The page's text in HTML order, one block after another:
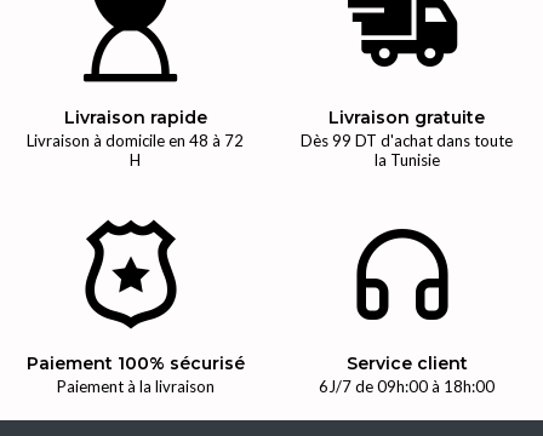
Livraison rapide
Livraison à domicile en 48 à 72
H
Livraison gratuite
Dès 99 DT d'achat dans toute
la Tunisie
Paiement 100% sécurisé
Paiement à la livraison
Service client
6J/7 de 09h:00 à 18h:00